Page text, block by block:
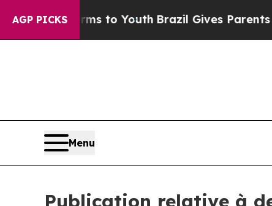
AGP PICKS
Harms to YouthBrazil Gives Parents Social
Menu
Publication relative à